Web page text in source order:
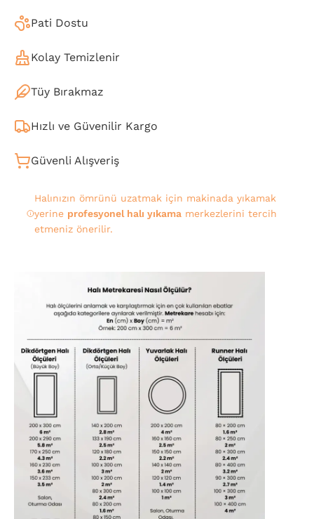
Pati Dostu
Kolay Temizlenir
Tüy Bırakmaz
Hızlı ve Güvenilir Kargo
Güvenli Alışveriş
Halınızın ömrünü uzatmak için makinada yıkamak
yerine profesyonel halı yıkamamerkezlerini tercih
etmeniz önerilir.